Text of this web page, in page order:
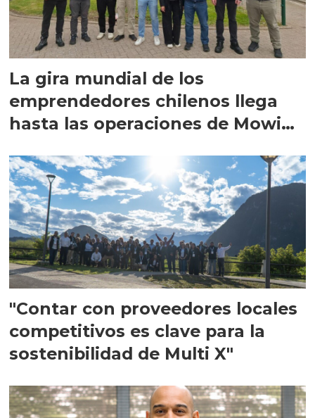
La gira mundial de los
emprendedores chilenos llega
hasta las operaciones de Mowi
"Contar con proveedores locales
competitivos es clave para la
sostenibilidad de Multi X"